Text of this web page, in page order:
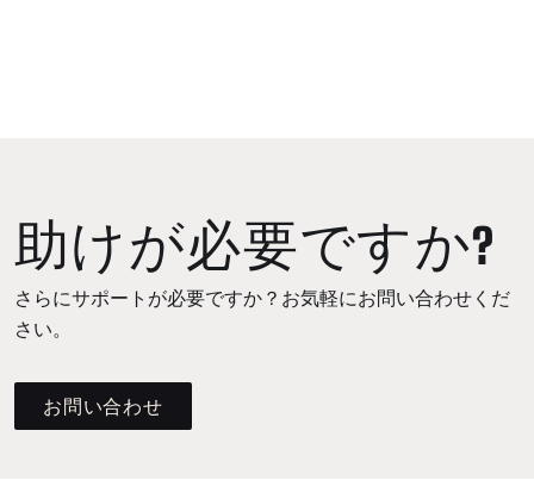
助けが必要ですか?
さらにサポートが必要ですか？お気軽にお問い合わせくだ
さい。
お問い合わせ